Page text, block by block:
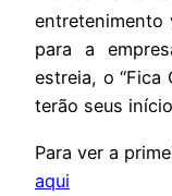
entretenimento
para a
estreia, o “Fica
terão seus
Para ver a
aqui